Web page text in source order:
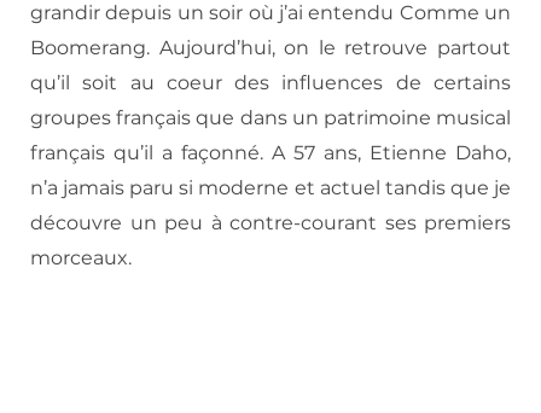
grandir depuis un soir où j’ai entendu Comme un
Boomerang. Aujourd’hui, on le retrouve partout
qu’il soit au coeur des influences de certains
groupes français que dans un patrimoine musical
français qu’il a façonné. A 57 ans, Etienne Daho,
n’a jamais paru si moderne et actuel tandis que je
découvre un peu à contre-courant ses premiers
morceaux.